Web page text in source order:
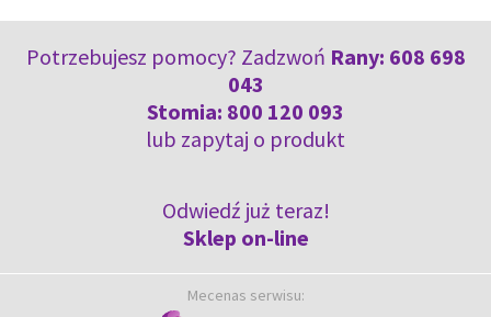
Potrzebujesz pomocy? Zadzwoń Rany: 608 698
043
Stomia: 800 120 093
lub zapytaj o produkt
Odwiedź już teraz!
Sklep on-line
Mecenas serwisu: